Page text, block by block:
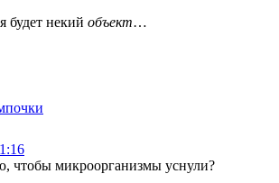
будет некий объект…
чтобы микроорганизмы уснули?